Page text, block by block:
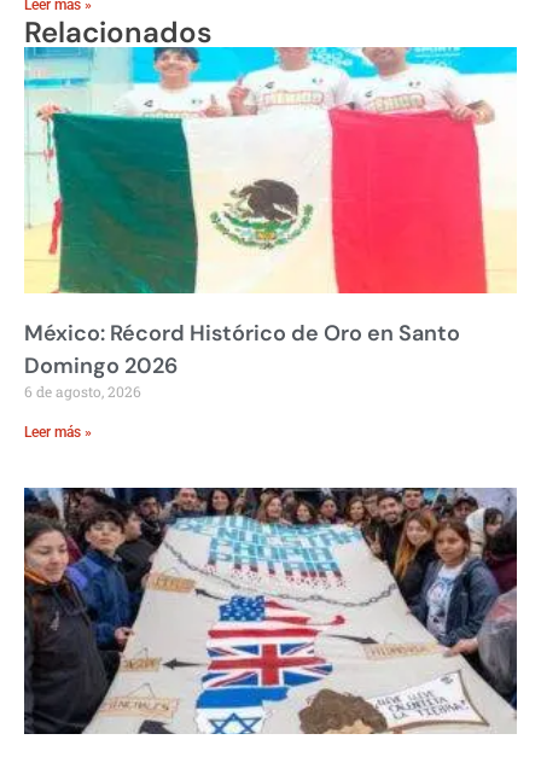
Leer más »
Relacionados
México: Récord Histórico de Oro en Santo
Domingo 2026
6 de agosto, 2026
Leer más »